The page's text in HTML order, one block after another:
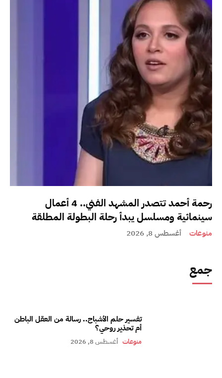
رحمة أحمد تتصدر المشهد الفني.. 4 أعمال
سينمائية ومسلسل يبدأ رحلة البطولة المطلقة
منوعات أغسطس 8, 2026
جمع
تفسير حلم الأشباح.. رسالة من العقل الباطن
أم تحذير روحي؟
منوعات أغسطس 8, 2026